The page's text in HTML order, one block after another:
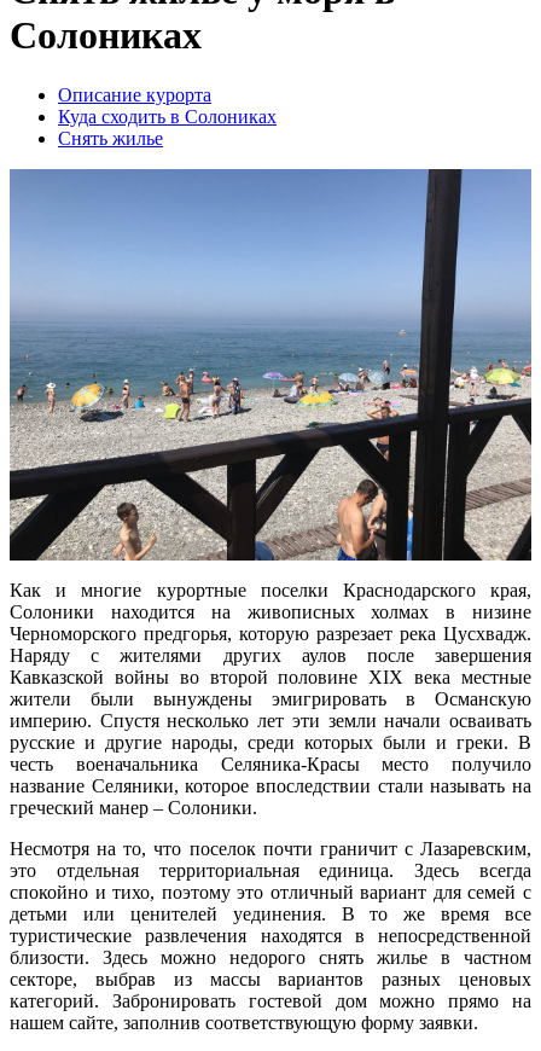
Солониках
Описание курорта
Куда сходить в Солониках
Снять жилье
Как и многие курортные поселки Краснодарского края,
Солоники находится на живописных холмах в низине
Черноморского предгорья, которую разрезает река Цусхвадж.
Наряду с жителями других аулов после завершения
Кавказской войны во второй половине XIX века местные
жители были вынуждены эмигрировать в Османскую
империю. Спустя несколько лет эти земли начали осваивать
русские и другие народы, среди которых были и греки. В
честь военачальника Селяника-Красы место получило
название Селяники, которое впоследствии стали называть на
греческий манер – Солоники.
Несмотря на то, что поселок почти граничит с Лазаревским,
это отдельная территориальная единица. Здесь всегда
спокойно и тихо, поэтому это отличный вариант для семей с
детьми или ценителей уединения. В то же время все
туристические развлечения находятся в непосредственной
близости. Здесь можно недорого снять жилье в частном
секторе, выбрав из массы вариантов разных ценовых
категорий. Забронировать гостевой дом можно прямо на
нашем сайте, заполнив соответствующую форму заявки.